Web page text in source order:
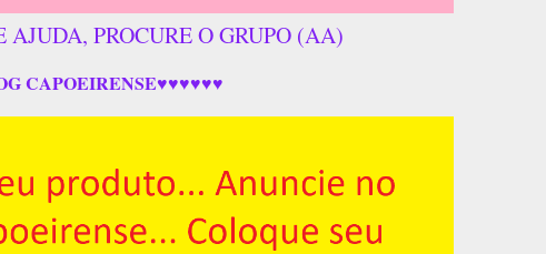
AJUDA, PROCURE O GRUPO (AA)
CAPOEIRENSE♥♥♥♥♥♥